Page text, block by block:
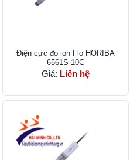
Điện cực đo ion Flo HORIBA
6561S-10C
Giá: Liên hệ